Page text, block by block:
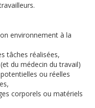
environnement à la
tâches réalisées,
du médecin du travail)
ou réelles
corporels ou matériels